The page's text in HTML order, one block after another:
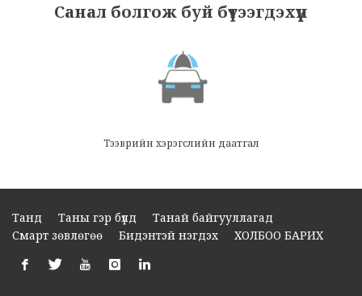
Санал болгож буй бүтээгдэхүүн
Тээврийн хэрэгслийн даатгал
Танд Таны гэр бүлд
Танай байгууллагад
Смарт зөвлөгөө
Бидэнтэй нэгдэх ХОЛБОО БАРИХ